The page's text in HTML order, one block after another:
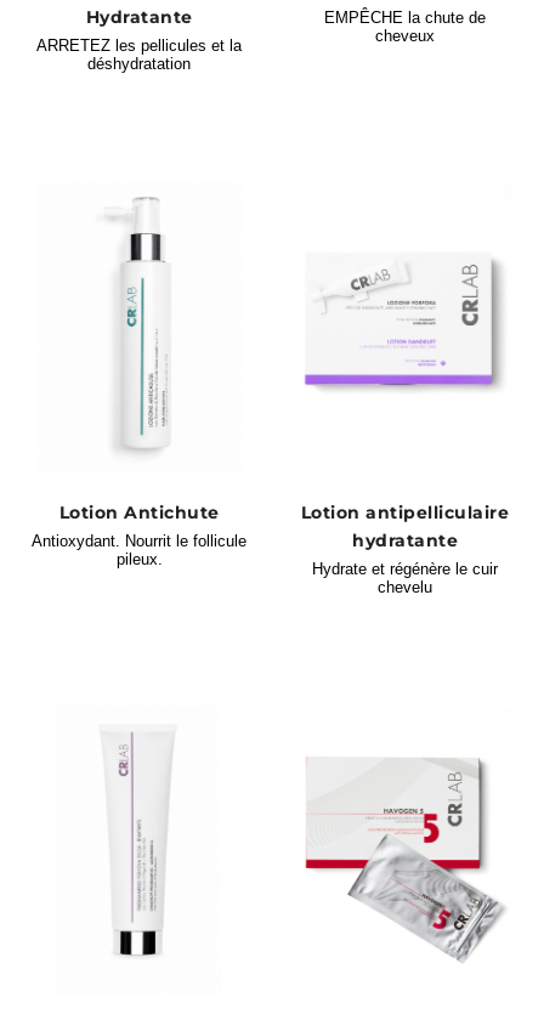
Hydratante
ARRETEZ les pellicules et la
déshydratation
EMPÊCHE la chute de
cheveux
Lotion Antichute
Antioxydant. Nourrit le follicule
pileux.
Lotion antipelliculaire
hydratante
Hydrate et régénère le cuir
chevelu